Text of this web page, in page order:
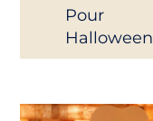
Pour
Halloween